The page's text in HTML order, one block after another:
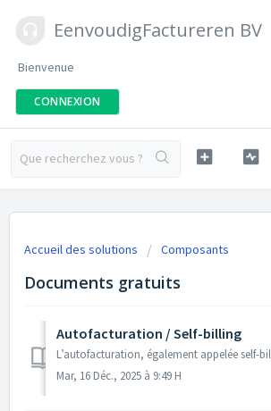
EenvoudigFactureren BV
Bienvenue
CONNEXION
Accueil des solutions Composants
Documents gratuits
Autofacturation / Self-billing
Mar, 16 Déc., 2025 à 9:49 H